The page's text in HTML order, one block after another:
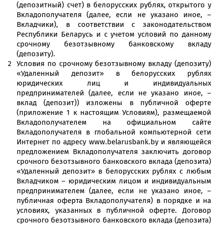
(депозитный) счет) в белорусских рублях, открытого у
Вкладополучателя (далее, если не указано иное, –
Вкладчики), в соответствии с законодательством
Республики Беларусь и с учетом условий по данному
срочному безотзывному банковскому вкладу
(депозиту).
Условия по срочному безотзывному вкладу (депозиту)
«Удаленный депозит» в белорусских рублях
юридических лиц и индивидуальных
предпринимателей (далее, если не указано иное, –
вклад (депозит)) изложены в публичной оферте
(приложение 1 к настоящим Условиям), размещаемой
Вкладополучателем на официальном сайте
Вкладополучателя в глобальной компьютерной сети
Интернет по адресу www.belarusbank.by и являющейся
предложением Вкладополучателя заключить договор
срочного безотзывного банковского вклада (депозита)
«Удаленный депозит» в белорусских рублях с любым
Вкладчиком – юридическим лицом и индивидуальным
предпринимателем (далее, если не указано иное, –
публичная оферта Вкладополучателя) в порядке и на
условиях, указанных в публичной оферте. Договор
срочного безотзывного банковского вклада (депозита)